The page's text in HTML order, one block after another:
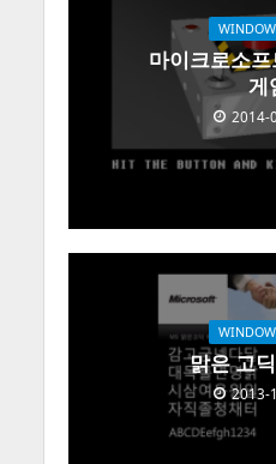
마이크로소
게
2014-
맑은 고
2013-